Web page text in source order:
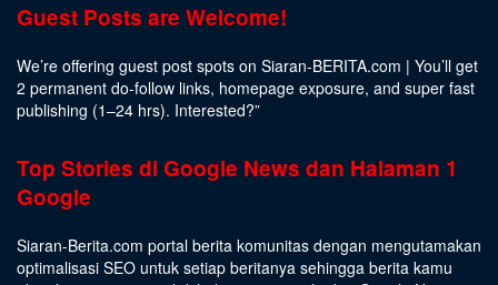
Guest Posts are Welcome!
We’re offering guest post spots on Siaran-BERITA.com | You’ll get
2 permanent do-follow links, homepage exposure, and super fast
publishing (1–24 hrs). Interested?”
Top Stories di Google News dan Halaman 1
Google
Siaran-Berita.com portal berita komunitas dengan mengutamakan
optimalisasi SEO untuk setiap beritanya sehingga berita kamu